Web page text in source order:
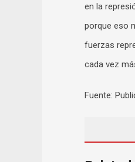
en la
porque eso
fuerzas
cada vez
Fuente: